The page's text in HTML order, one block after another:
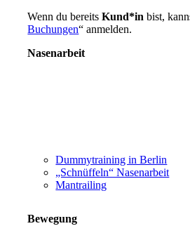
Wenn du bereitsKund*in bist,
Buchungen“ anmelden.
Nasenarbeit
Dummytraining in Berlin
„Schnüffeln“ Nasenarbeit
Mantrailing
Bewegung